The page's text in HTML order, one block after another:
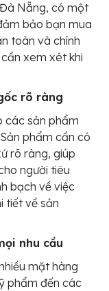
Nẵng, có một
bảo bạn mua
toàn và chính
xem xét khi
rõ ràng
các sản phẩm
phẩm cần có
rõ ràng, giúp
người tiêu
bạch về việc
tiết về sản
nhu cầu
mặt hàng
phẩm đến các